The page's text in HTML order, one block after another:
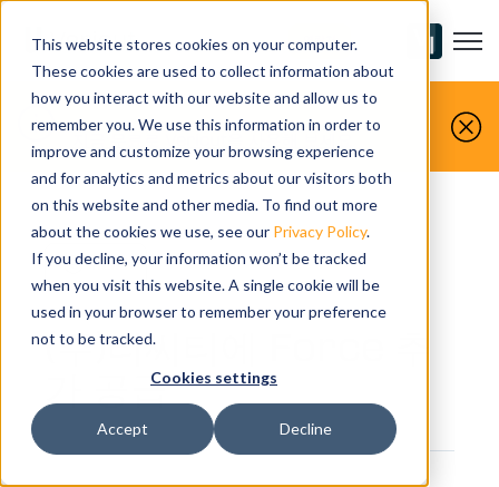
This website stores cookies on your computer.
These cookies are used to collect information about
how you interact with our website and allow us to
remember you. We use this information in order to
improve and customize your browsing experience
and for analytics and metrics about our visitors both
on this website and other media. To find out more
about the cookies we use, see our Privacy Policy.
If you decline, your information won’t be tracked
when you visit this website. A single cookie will be
used in your browser to remember your preference
not to be tracked.
Cookies settings
Accept Decline
Open
연락처
지금 무료로 Vericut을 사용해 보세요
NEWS
(주)티씨티에 Force 추
가 공급